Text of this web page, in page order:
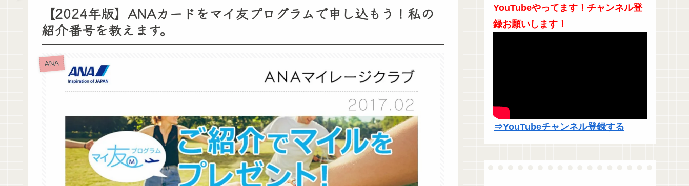
【2024年版】ANAカードをマイ友プログラムで申し込もう！私の
紹介番号を教えます。
ANA
YouTubeやってます！チャンネル登
録お願いします！
⇒YouTubeチャンネル登録する